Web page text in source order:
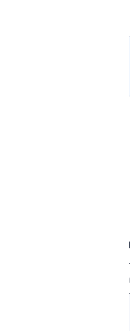
שירוקו?
חייגו